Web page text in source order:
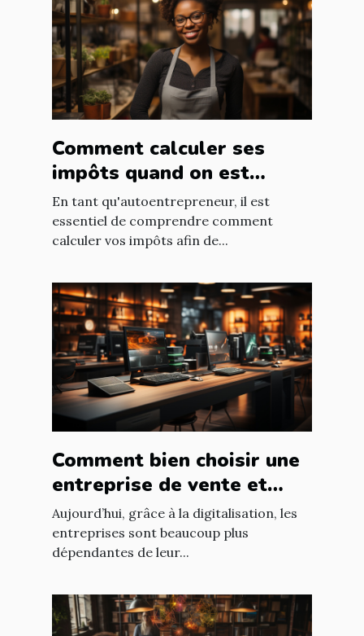
Comment calculer ses
impôts quand on est
autoentrepreneur ?
En tant qu'autoentrepreneur, il est
essentiel de comprendre comment
calculer vos impôts afin de...
Comment bien choisir une
entreprise de vente et
d'installation de parc
informatique ?
Aujourd’hui, grâce à la digitalisation, les
entreprises sont beaucoup plus
dépendantes de leur...